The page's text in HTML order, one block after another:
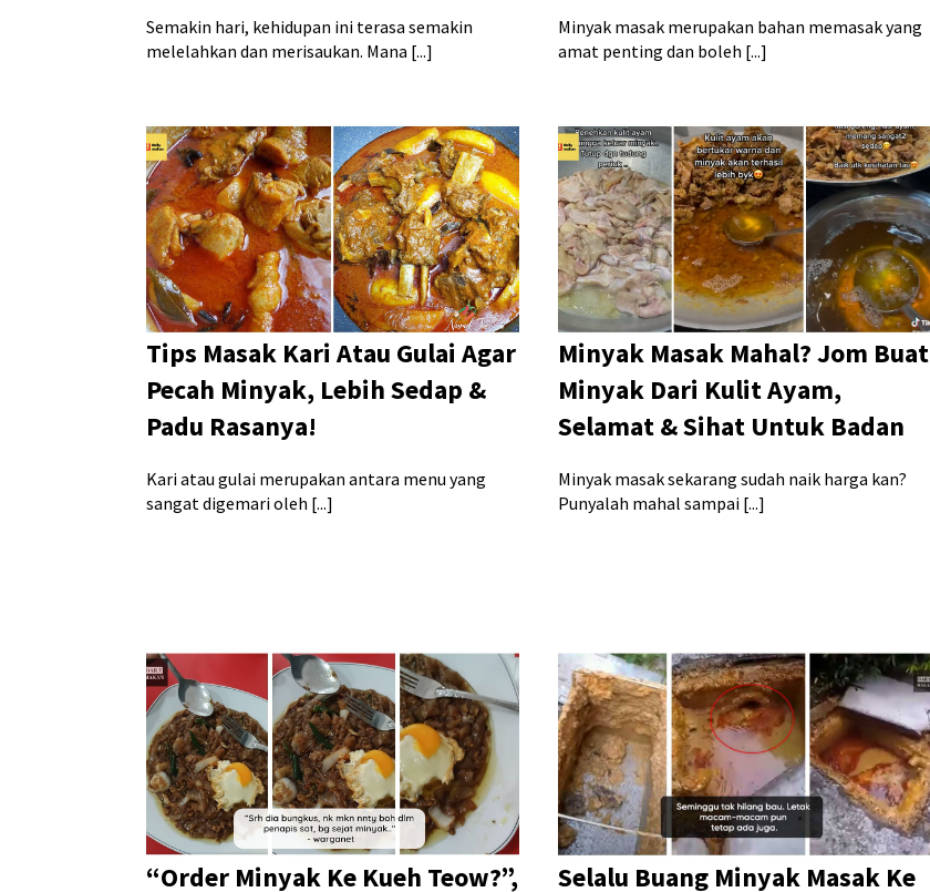
Semakin hari, kehidupan ini terasa semakin
melelahkan dan merisaukan. Mana [...]
Minyak masak merupakan bahan memasak yang
amat penting dan boleh [...]
Tips Masak Kari Atau Gulai Agar
Pecah Minyak, Lebih Sedap &
Padu Rasanya!
Kari atau gulai merupakan antara menu yang
sangat digemari oleh [...]
Minyak Masak Mahal? Jom Buat
Minyak Dari Kulit Ayam,
Selamat & Sihat Untuk Badan
Minyak masak sekarang sudah naik harga kan?
Punyalah mahal sampai [...]
“Order Minyak Ke Kueh Teow?”,
Selalu Buang Minyak Masak Ke